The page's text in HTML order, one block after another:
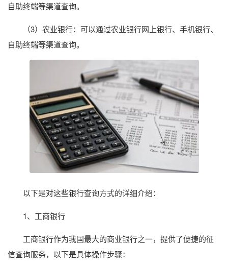
自助终端等渠道查询。
（3）农业银行：可以通过农业银行网上银行、手机银行、
自助终端等渠道查询。
以下是对这些银行查询方式的详细介绍：
1、工商银行
工商银行作为我国最大的商业银行之一，提供了便捷的征
信查询服务，以下是具体操作步骤：